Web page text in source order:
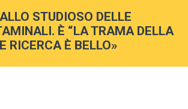
STUDIOSO DELLE
È “LA TRAMA DELLA
RICERCA È BELLO»